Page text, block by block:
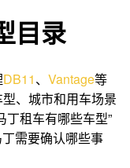
目录
DB11、 Vantage等
、城市和用车场景
丁租车有哪些车型”
需要确认哪些事